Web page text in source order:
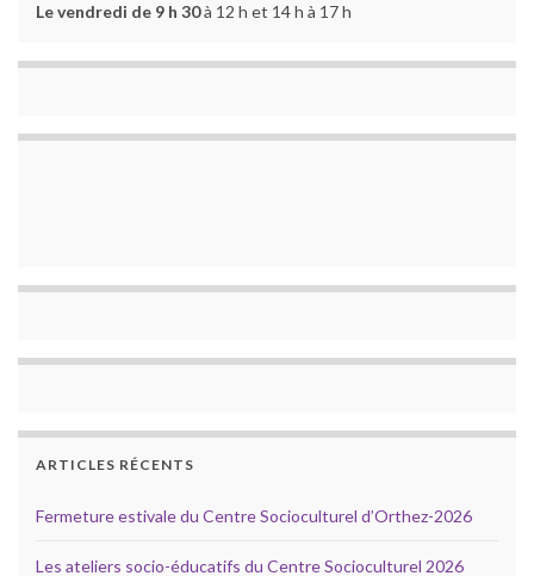
Le vendredi de 9 h 30à 12 h et 14 h à 17 h
ARTICLES RÉCENTS
Fermeture estivale du Centre Socioculturel d’Orthez-2026
Les ateliers socio-éducatifs du Centre Socioculturel 2026